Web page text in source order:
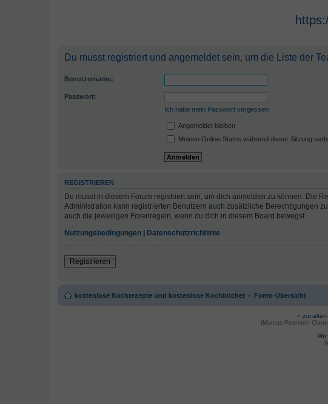
Du musst registriert und angemeldet sein, um die Liste der
Benutzername:
Passwort:
Ich habe mein Passwort vergessen
Angemeldet bleiben
Meinen Online-Status während dieser Sitzung
REGISTRIEREN
Du musst in diesem Forum registriert sein, um dich anmelden zu können. Die
Administration kann registrierten Benutzern auch zusätzliche Berechtigungen
auch die jeweiligen Forenregeln, wenn du dich in diesem Board bewegst.
Nutzungsbedingungen
Datenschutzrichtlinie
Registrieren
kostenlose Kochrezepte und kostenlose Kochbücher Foren-Übersicht
» zur-
(Marcus Petersen-
Wir